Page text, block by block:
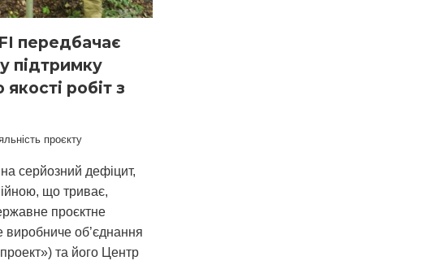
передбачає
підтримку
робіт з
проєкту
серйозний дефіцит,
що триває,
проєктне
виробниче об’єднання
та його Центр